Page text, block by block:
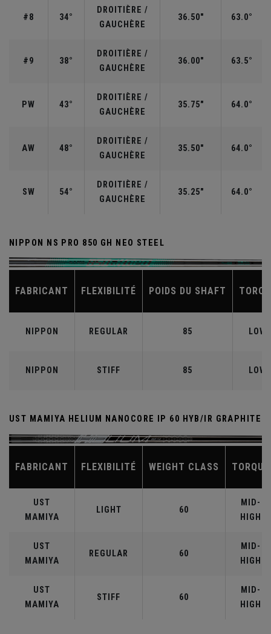
#8 34°
DROITIÈRE /
GAUCHÈRE
36.50" 63.0°
#9 38°
DROITIÈRE /
GAUCHÈRE
36.00" 63.5°
PW 43°
DROITIÈRE /
GAUCHÈRE
35.75" 64.0°
AW 48°
DROITIÈRE /
GAUCHÈRE
35.50" 64.0°
SW 54°
DROITIÈRE /
GAUCHÈRE
35.25" 64.0°
NIPPON NS PRO 850 GH NEO STEEL
FABRICANT FLEXIBILITÉ POIDS DU SHAFT
NIPPON REGULAR 85 LOW
NIPPON STIFF 85 LOW
UST MAMIYA HELIUM NANOCORE IP 60 HYB/IR GRAPHITE
FABRICANT FLEXIBILITÉ WEIGHT CLASS TORQUE
UST
MAMIYA
LIGHT 60
MID-
HIGH
UST
MAMIYA
REGULAR 60
MID-
HIGH
UST
MAMIYA
STIFF 60
MID-
HIGH